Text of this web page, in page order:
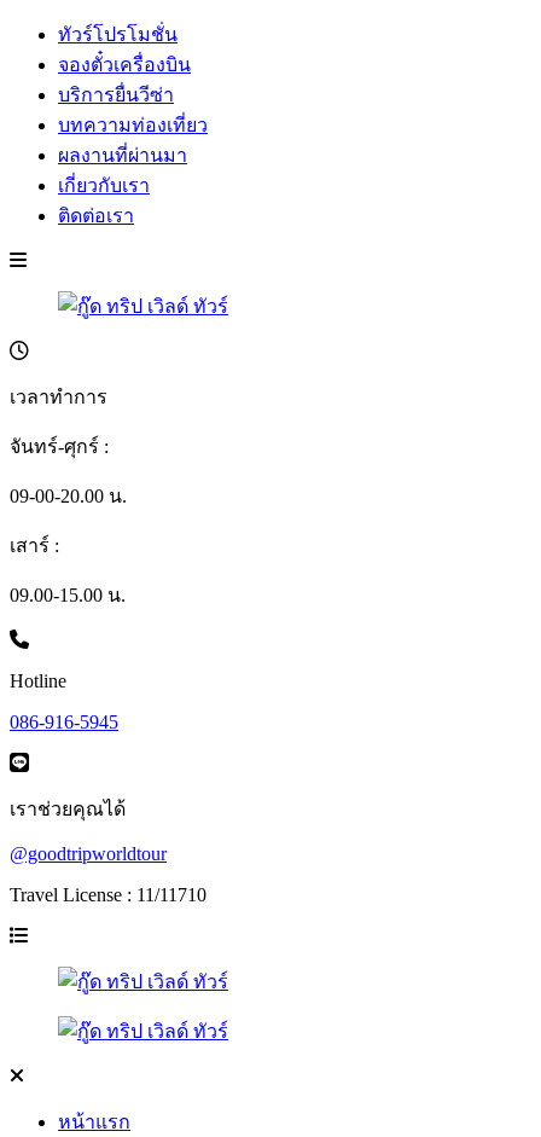
ทัวร์โปรโมชั่น
จองตั๋วเครื่องบิน
บริการยื่นวีซ่า
บทความท่องเที่ยว
ผลงานที่ผ่านมา
เกี่ยวกับเรา
ติดต่อเรา
เวลาทำการ
จันทร์-ศุกร์ :
09-00-20.00 น.
เสาร์ :
09.00-15.00 น.
Hotline
086-916-5945
เราช่วยคุณได้
@goodtripworldtour
Travel License : 11/11710
หน้าแรก